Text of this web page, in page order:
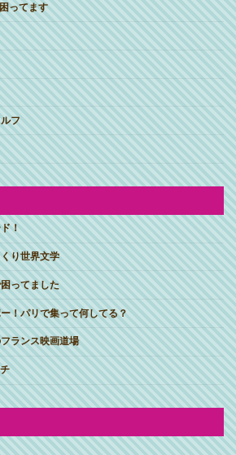
ってます
フ
！
り世界文学
ってました
！パリで集って何してる？
ランス映画道場